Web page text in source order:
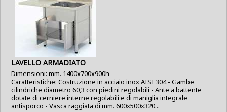
LAVELLO ARMADIATO
Dimensioni: mm. 1400x700x900h
Caratteristiche: Costruzione in acciaio inox AISI 304 - Gambe
cilindriche diametro 60,3 con piedini regolabili - Ante a battente
dotate di cerniere interne regolabili e di maniglia integrale
antisporco - Vasca raggiata di mm. 600x500x320...